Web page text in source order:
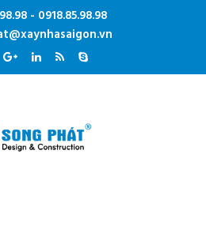
- 0918.85.98.98